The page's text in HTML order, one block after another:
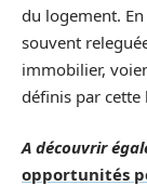
du logement.
souvent
immobilier,
définis par cette
A découvrir
opportunités